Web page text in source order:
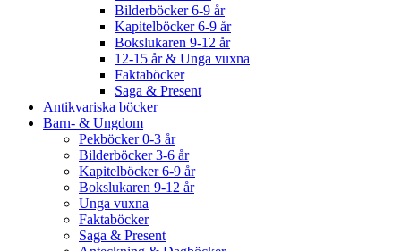
Bilderböcker 6-9 år
Kapitelböcker 6-9 år
Bokslukaren 9-12 år
12-15 år & Unga vuxna
Faktaböcker
Saga & Present
Antikvariska böcker
Barn- & Ungdom
Pekböcker 0-3 år
Bilderböcker 3-6 år
Kapitelböcker 6-9 år
Bokslukaren 9-12 år
Unga vuxna
Faktaböcker
Saga & Present